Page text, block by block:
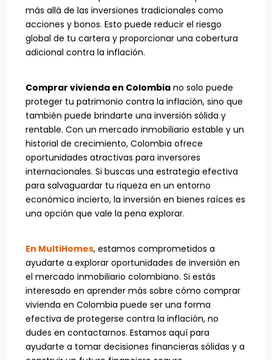
más allá de las inversiones tradicionales como
acciones y bonos. Esto puede reducir el riesgo
global de tu cartera y proporcionar una cobertura
adicional contra la inflación.
Comprar vivienda en Colombia no solo puede
proteger tu patrimonio contra la inflación, sino que
también puede brindarte una inversión sólida y
rentable. Con un mercado inmobiliario estable y un
historial de crecimiento, Colombia ofrece
oportunidades atractivas para inversores
internacionales. Si buscas una estrategia efectiva
para salvaguardar tu riqueza en un entorno
económico incierto, la inversión en bienes raíces es
una opción que vale la pena explorar.
En MultiHomes, estamos comprometidos a
ayudarte a explorar oportunidades de inversión en
el mercado inmobiliario colombiano. Si estás
interesado en aprender más sobre cómo comprar
vivienda en Colombia puede ser una forma
efectiva de protegerse contra la inflación, no
dudes en contactarnos. Estamos aquí para
ayudarte a tomar decisiones financieras sólidas y a